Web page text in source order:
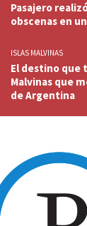
Pasajero
obscenas en
ISLAS MALVINAS
El destino que
Malvinas que
de Argentina